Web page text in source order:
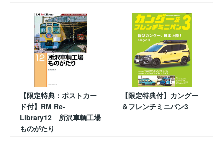
【限定特典：ポストカー
ド付】RM Re-
Library12 所沢車輌工場
ものがたり
【限定特典付】カングー
＆フレンチミニバン3